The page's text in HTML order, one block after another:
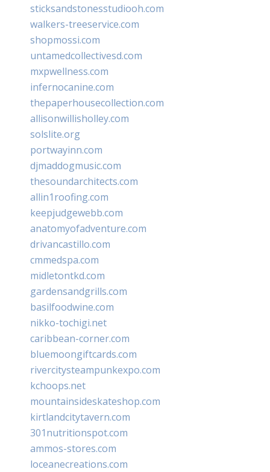
sticksandstonesstudiooh.com
walkers-treeservice.com
shopmossi.com
untamedcollectivesd.com
mxpwellness.com
infernocanine.com
thepaperhousecollection.com
allisonwillisholley.com
solslite.org
portwayinn.com
djmaddogmusic.com
thesoundarchitects.com
allin1roofing.com
keepjudgewebb.com
anatomyofadventure.com
drivancastillo.com
cmmedspa.com
midletontkd.com
gardensandgrills.com
basilfoodwine.com
nikko-tochigi.net
caribbean-corner.com
bluemoongiftcards.com
rivercitysteampunkexpo.com
kchoops.net
mountainsideskateshop.com
kirtlandcitytavern.com
301nutritionspot.com
ammos-stores.com
loceanecreations.com